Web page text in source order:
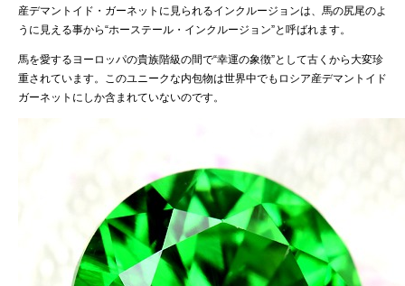
産デマントイド・ガーネットに見られるインクルージョンは、馬の尻尾のよ
うに見える事から“ホーステール・インクルージョン”と呼ばれます。
馬を愛するヨーロッパの貴族階級の間で“幸運の象徴”として古くから大変珍
重されています。このユニークな内包物は世界中でもロシア産デマントイド
ガーネットにしか含まれていないのです。